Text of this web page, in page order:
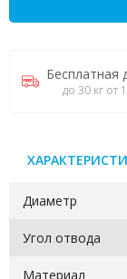
Бесплатная
до 30 кг от
Диаметр
Угол отвода
Материал